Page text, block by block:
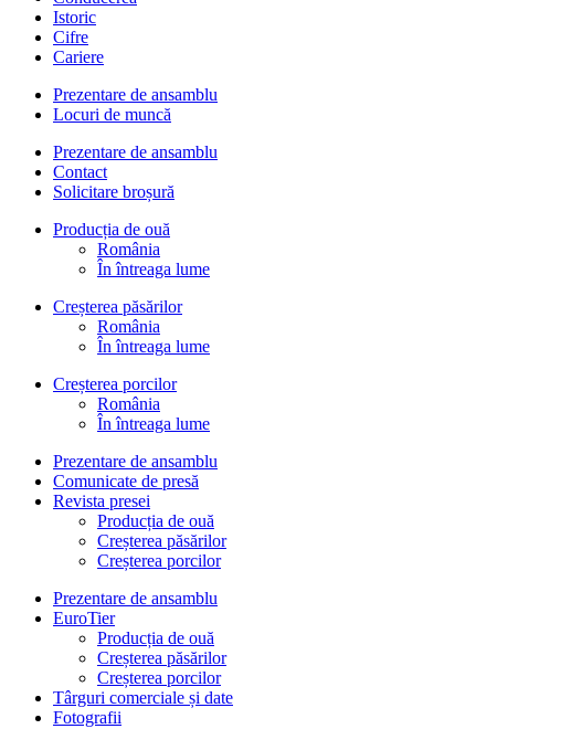
Istoric
Cifre
Cariere
Prezentare de ansamblu
Locuri de muncă
Prezentare de ansamblu
Contact
Solicitare broșură
Producția de ouă
România
În întreaga lume
Creșterea păsărilor
România
În întreaga lume
Creșterea porcilor
România
În întreaga lume
Prezentare de ansamblu
Comunicate de presă
Revista presei
Producția de ouă
Creșterea păsărilor
Creșterea porcilor
Prezentare de ansamblu
EuroTier
Producția de ouă
Creșterea păsărilor
Creșterea porcilor
Târguri comerciale și date
Fotografii